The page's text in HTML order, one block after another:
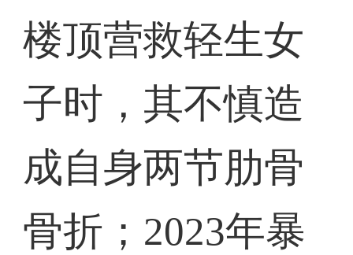
楼顶营救轻生女
子时，其不慎造
成自身两节肋骨
骨折；2023年暴